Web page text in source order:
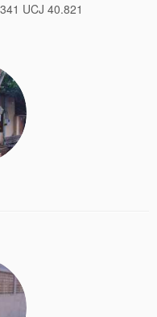
UCJ 40.821